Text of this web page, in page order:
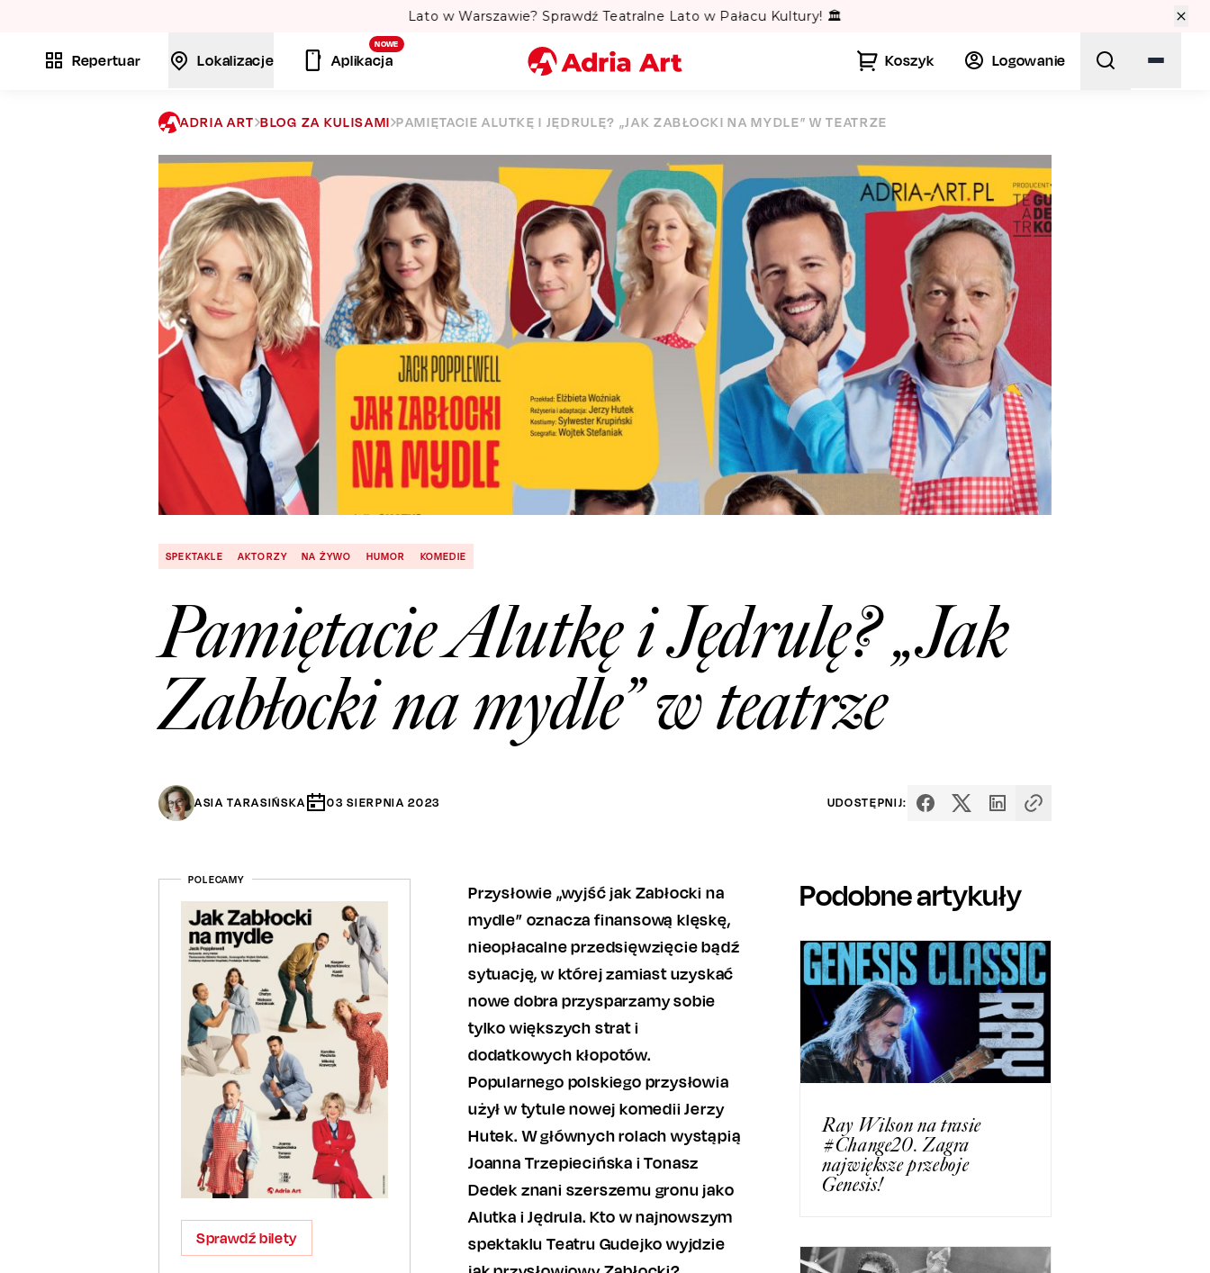
Lato w Warszawie? Sprawdź Teatralne Lato w Pałacu Kultury! 🏛️
Repertuar Lokalizacje
NOWE
Aplikacja Koszyk Logowanie
Miasto
Kategoria
Szukaj
ADRIA ART BLOG ZA KULISAMI PAMIĘTACIE ALUTKĘ I JĘDRULĘ? „JAK ZABŁOCKI NA MYDLE” W TEATRZE
SPEKTAKLE AKTORZY NA ŻYWO HUMOR KOMEDIE
Pamiętacie Alutkę i Jędrulę? „Jak
Zabłocki na mydle” w teatrze
ASIA TARASIŃSKA 03 SIERPNIA 2023 UDOSTĘPNIJ:
POLECAMY
Sprawdź bilety
Przysłowie „wyjść jak Zabłocki na
mydle” oznacza finansową klęskę,
nieopłacalne przedsięwzięcie bądź
sytuację, w której zamiast uzyskać
nowe dobra przysparzamy sobie
tylko większych strat i
dodatkowych kłopotów.
Popularnego polskiego przysłowia
użył w tytule nowej komedii Jerzy
Hutek. W głównych rolach wystąpią
Joanna Trzepiecińska i Tonasz
Dedek znani szerszemu gronu jako
Alutka i Jędrula. Kto w najnowszym
spektaklu Teatru Gudejko wyjdzie
Podobne artykuły
Ray Wilson na trasie
#Change20. Zagra
największe przeboje
Genesis!